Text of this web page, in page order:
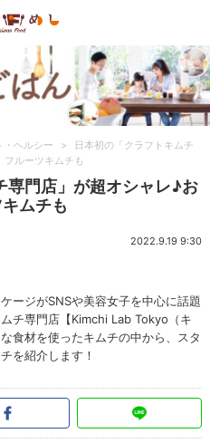
・ヘルシー >
日本初の「クラフトキムチ
ルーツキムチも
専門店」が超オシャレ♪お
ムチも
2022.9.19 9:30
ージがSNSや美容女子を中心に話題
チ専門店【Kimchi Lab Tokyo（キ
食材を使ったキムチの中から、スタ
を紹介します！